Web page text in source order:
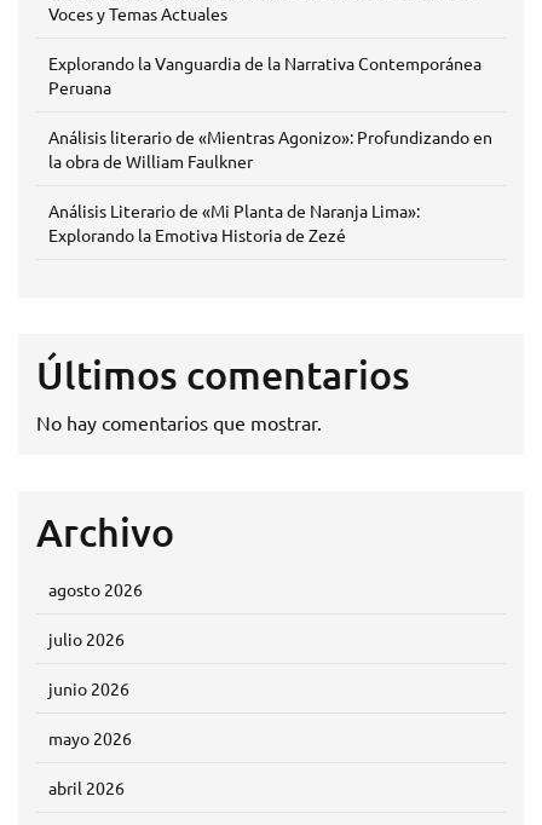
Voces y Temas Actuales
Explorando la Vanguardia de la Narrativa Contemporánea
Peruana
Análisis literario de «Mientras Agonizo»: Profundizando en
la obra de William Faulkner
Análisis Literario de «Mi Planta de Naranja Lima»:
Explorando la Emotiva Historia de Zezé
Últimos comentarios
No hay comentarios que mostrar.
Archivo
agosto 2026
julio 2026
junio 2026
mayo 2026
abril 2026